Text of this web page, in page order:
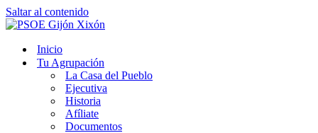
Saltar al contenido
Inicio
Tu Agrupación
La Casa del Pueblo
Ejecutiva
Historia
Afíliate
Documentos